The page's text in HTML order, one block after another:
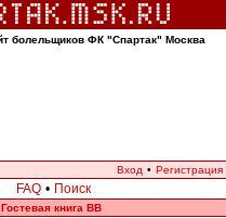
болельщиков ФК "Спартак" Москва
Вход • Регистрация
FAQ • Поиск
Гостевая книга ВВ